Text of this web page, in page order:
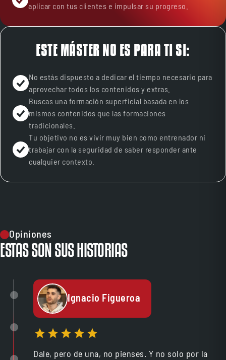
aplicar con tus clientes e impulsar su progreso.
ESTE MÁSTER NO ES PARA TI SI:
No estás dispuesto a dedicar el tiempo necesario para
aprovechar todos los contenidos y extras.
Buscas una formación superficial basada en los
mismos contenidos que las formaciones
tradicionales.
Tu objetivo no es vivir muy bien como entrenador ni
trabajar con la seguridad de saber responder ante
cualquier contexto.
Opiniones
ESTAS SON SUS HISTORIAS
Ignacio Figueroa
Dale, pero de una, no pienses. Y no solo por la